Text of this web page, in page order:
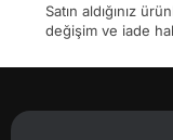
Satın aldığınız
değişim ve iade